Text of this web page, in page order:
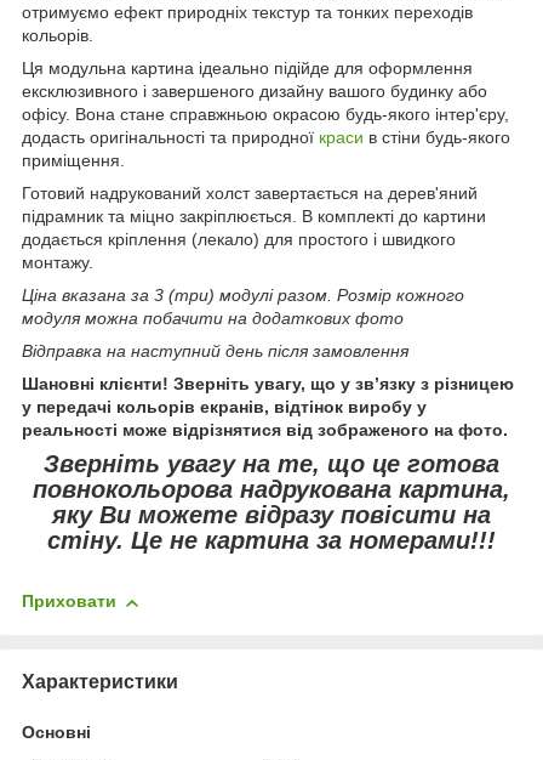
отримуємо ефект природніх текстур та тонких переходів
кольорів.
Ця модульна картина ідеально підійде для оформлення
ексклюзивного і завершеного дизайну вашого будинку або
офісу. Вона стане справжньою окрасою будь-якого інтер'єру,
додасть оригінальності та природної краси в стіни будь-якого
приміщення.
Готовий надрукований холст завертається на дерев'яний
підрамник та міцно закріплюється. В комплекті до картини
додається кріплення (лекало) для простого і швидкого
монтажу.
Ціна вказана за 3 (три) модулі разом. Розмір кожного
модуля можна побачити на додаткових фото
Відправка на наступний день після замовлення
Шановні клієнти! Зверніть увагу, що у зв’язку з різницею
у передачі кольорів екранів, відтінок виробу у
реальності може відрізнятися від зображеного на фото.
Зверніть увагуна те, що це готова
повнокольорова надрукована картина,
яку Ви можете відразу повісити на
стіну. Це не картина за номерами!!!
Приховати
Характеристики
Основні